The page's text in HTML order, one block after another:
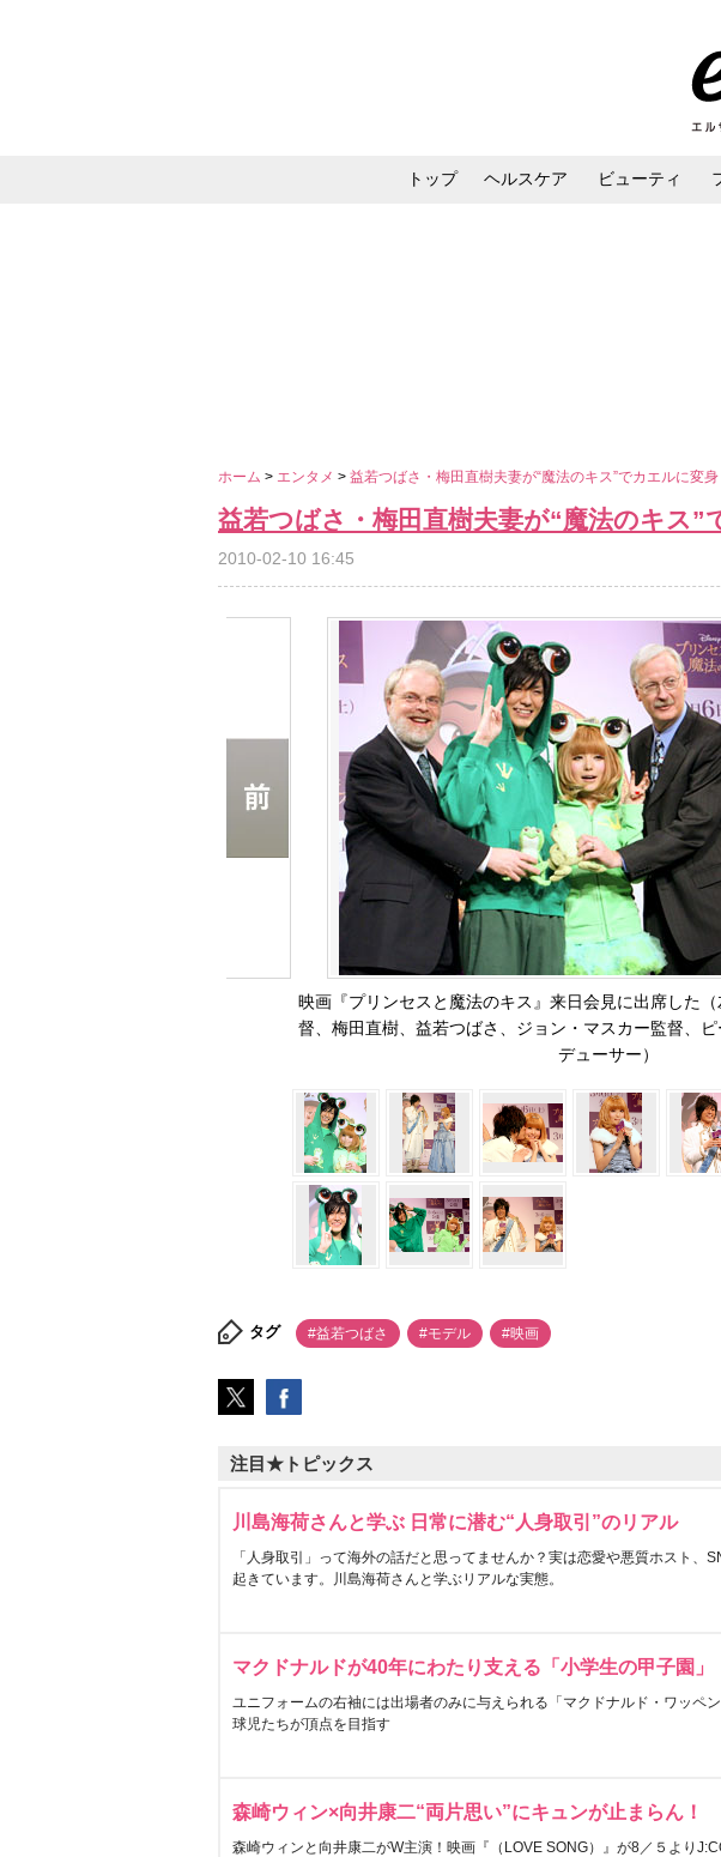
トップ ヘルスケア ビューティ
ホーム > エンタメ > 益若つばさ・梅田直樹夫妻が“魔法のキス”でカエルに変身
益若つばさ・梅田直樹夫妻が“魔法のキス”
2010-02-10 16:45
映画『プリンセスと魔法のキス』来日会見に出席した
督、梅田直樹、益若つばさ、ジョン・マスカー監督、
デューサー）
タグ #益若つばさ #モデル #映画
注目★トピックス
川島海荷さんと学ぶ 日常に潜む“人身取引”のリアル
「人身取引」って海外の話だと思ってませんか？実は恋愛や悪質ホスト、
起きています。川島海荷さんと学ぶリアルな実態。
マクドナルドが40年にわたり支える「小学生の甲子園」
ユニフォームの右袖には出場者のみに与えられる「マクドナルド・ワッペ
球児たちが頂点を目指す
森崎ウィン×向井康二“両片思い”にキュンが止まらん！
森崎ウィンと向井康二がW主演！映画『（LOVE SONG）』が8／５より